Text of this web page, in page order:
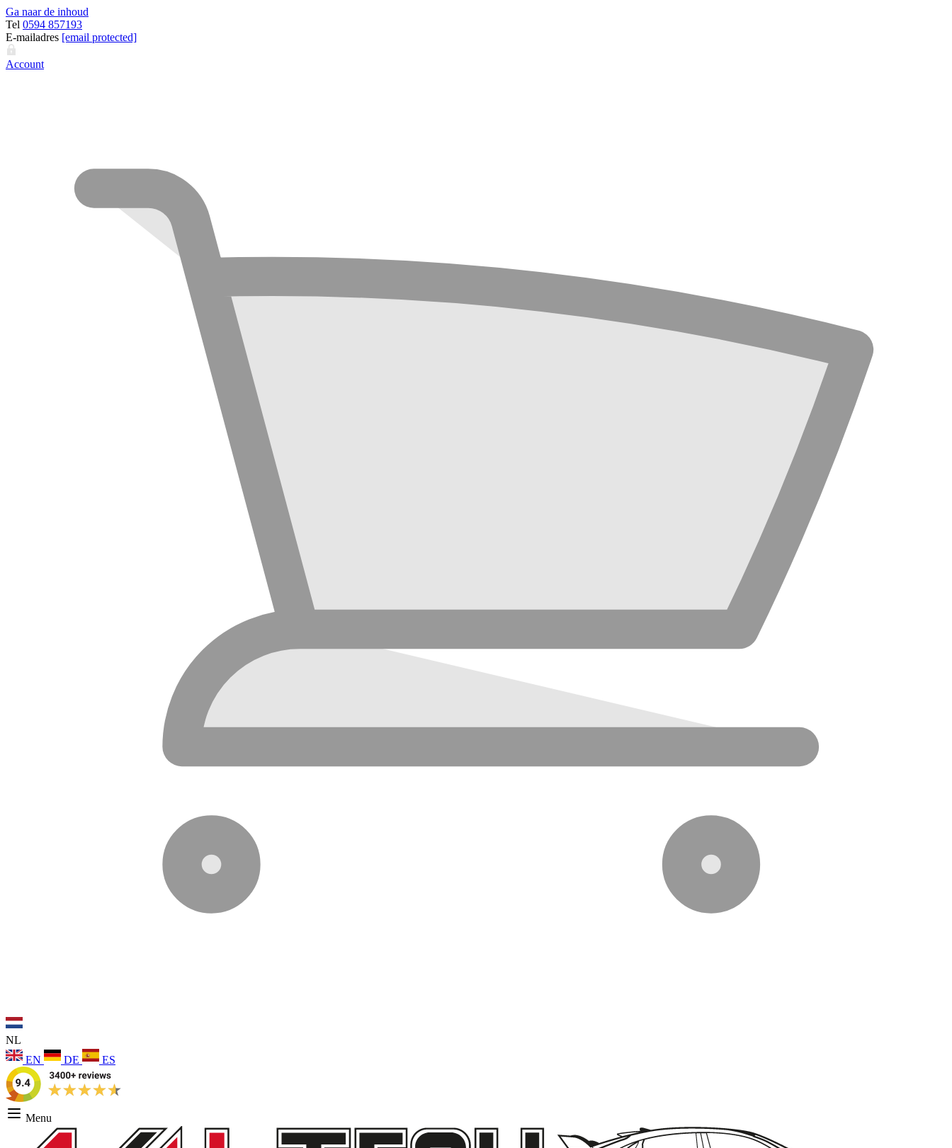
Ga naar de inhoud
Tel 0594 857193
E-mailadres [email protected]
Account
NL
EN
DE ES
Menu